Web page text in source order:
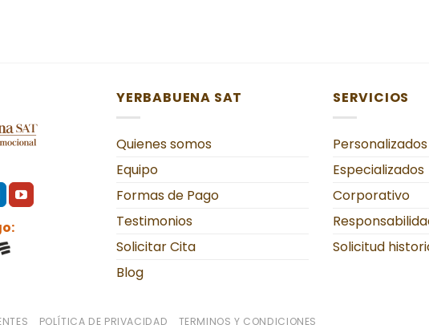
YERBABUENA SAT
Quienes somos
Equipo
Formas de Pago
Testimonios
Solicitar Cita
Blog
SERVICIOS
Personalizados
Especializados
Corporativo
Solicitud
POLÍTICA DE PRIVACIDAD TERMINOS Y CONDICIONES